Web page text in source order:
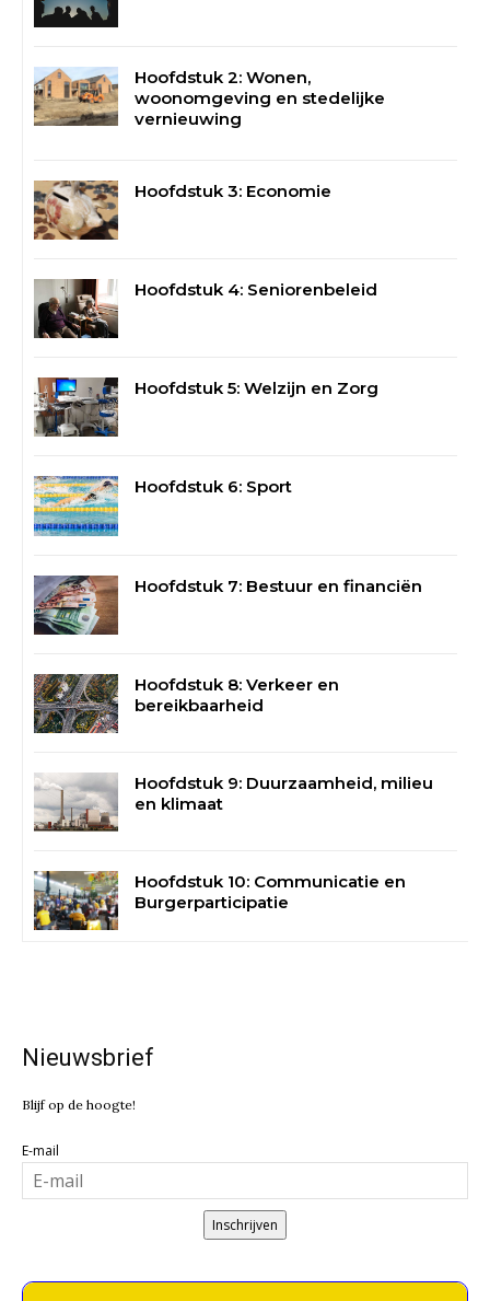
Hoofdstuk 2: Wonen,
woonomgeving en stedelijke
vernieuwing
Hoofdstuk 3: Economie
Hoofdstuk 4: Seniorenbeleid
Hoofdstuk 5: Welzijn en Zorg
Hoofdstuk 6: Sport
Hoofdstuk 7: Bestuur en financiën
Hoofdstuk 8: Verkeer en
bereikbaarheid
Hoofdstuk 9: Duurzaamheid, milieu
en klimaat
Hoofdstuk 10: Communicatie en
Burgerparticipatie
Nieuwsbrief
Blijf op de hoogte!
E-mail
Inschrijven